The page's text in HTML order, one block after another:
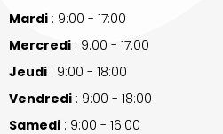
Mardi : 9:00 - 17:00
Mercredi : 9:00 - 17:00
Jeudi : 9:00 - 18:00
Vendredi : 9:00 - 18:00
Samedi : 9:00 - 16:00